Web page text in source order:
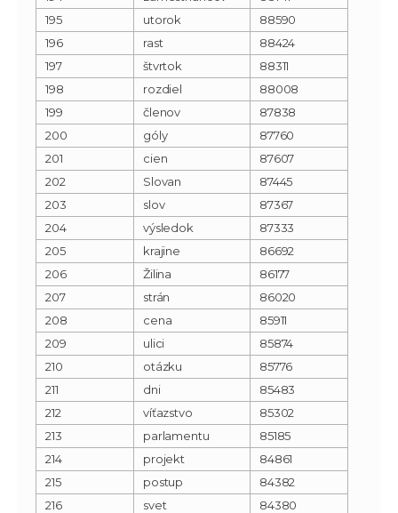
195
utorok
88590
196
rast
88424
197
štvrtok
88311
198
rozdiel
88008
199
členov
87838
200
góly
87760
201
cien
87607
202
Slovan
87445
203
slov
87367
204
výsledok
87333
205
krajine
86692
206
Žilina
86177
207
strán
86020
208
cena
85911
209
ulici
85874
210
otázku
85776
211
dni
85483
212
víťazstvo
85302
213
parlamentu
85185
214
projekt
84861
215
postup
84382
216
svet
84380